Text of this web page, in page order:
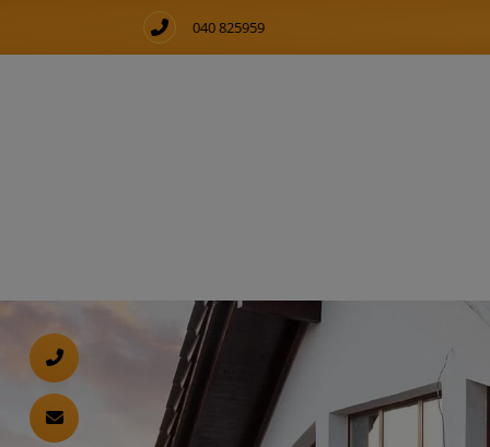
040 825959
schließen
schließen
und schließen